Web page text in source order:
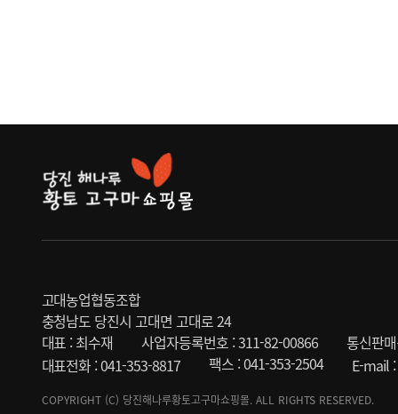
고대농업협동조합
충청남도 당진시 고대면 고대로 24
대표 : 최수재
사업자등록번호 : 311-82-00866
통신판
대표전화 : 041-353-8817
팩스 : 041-353-2504 E-mail
COPYRIGHT (C) 당진해나루황토고구마쇼핑몰. ALL RIGHTS RESERVED.